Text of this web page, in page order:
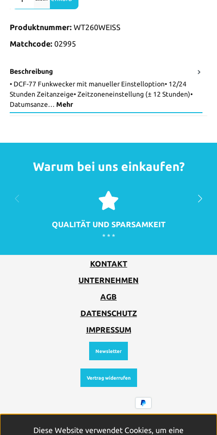
Produktnummer: WT260WEISS
Matchcode: 02995
Beschreibung
• DCF-77 Funkwecker mit manueller Einstelloption• 12/24
Stunden Zeitanzeige• Zeitzoneneinstellung (± 12 Stunden)•
Datumsanze… Mehr
Warum bei uns einkaufen?
QUALITÄT UND SPARSAMKEIT
* * *
KONTAKT
UNTERNEHMEN
AGB
DATENSCHUTZ
IMPRESSUM
Newsletter
Vertrag widerrufen
Alle Preise inkl. gesetzl. Mehrwertsteuer zzgl.
Diese Website verwendet Cookies, um eine